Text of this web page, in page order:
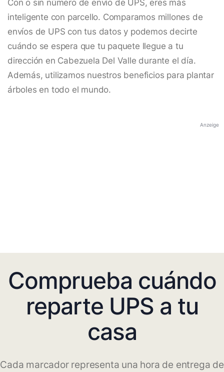
Con o sin número de envío de UPS, eres más
inteligente con parcello. Comparamos millones de
envíos de UPS con tus datos y podemos decirte
cuándo se espera que tu paquete llegue a tu
dirección en Cabezuela Del Valle durante el día.
Además, utilizamos nuestros beneficios para plantar
árboles en todo el mundo.
Anzeige
Comprueba cuándo
reparte UPS a tu
casa
Cada marcador representa una hora de entrega de